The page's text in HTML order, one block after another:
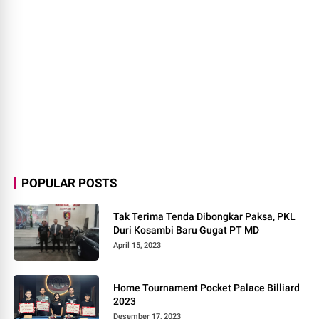
POPULAR POSTS
Tak Terima Tenda Dibongkar Paksa, PKL
Duri Kosambi Baru Gugat PT MD
April 15, 2023
Home Tournament Pocket Palace Billiard
2023
Desember 17, 2023